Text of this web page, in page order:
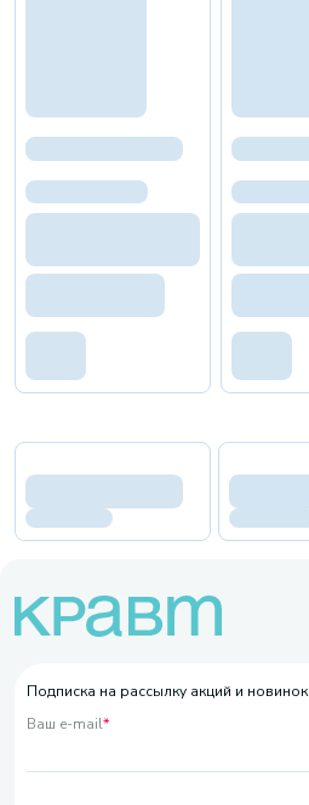
Подписка на рассылку акций и новинок
Ваш e-mail*